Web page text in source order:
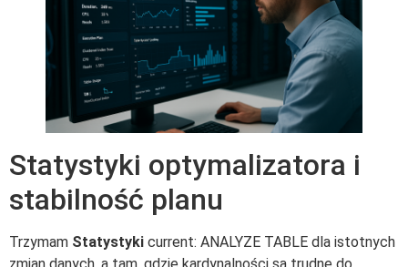
Statystyki optymalizatora i
stabilność planu
Trzymam Statystyki current: ANALYZE TABLE dla istotnych